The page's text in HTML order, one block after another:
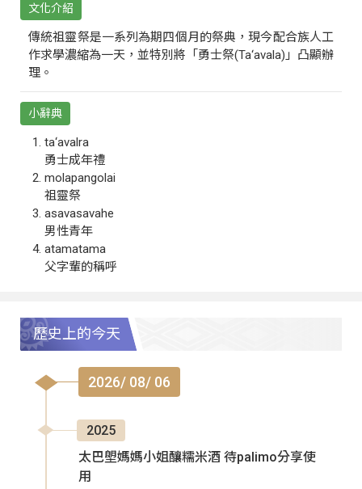
文化介紹
傳統祖靈祭是一系列為期四個月的祭典，現今配合族人工
作求學濃縮為一天，並特別將「勇士祭(Ta‘avala)」凸顯辦
理。
小辭典
ta‘avalra
勇士成年禮
molapangolai
祖靈祭
asavasavahe
男性青年
atamatama
父字輩的稱呼
歷史上的今天
2026/ 08/ 06
2025
太巴塱媽媽小姐釀糯米酒 待palimo分享使
用